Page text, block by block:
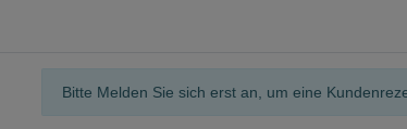
Bitte Melden Sie sich erst an, um eine